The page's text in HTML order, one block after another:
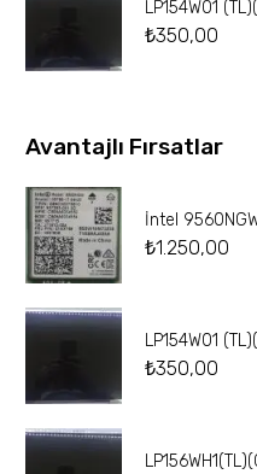
LP154W01
₺350,00
Avantajlı Fırsatlar
İntel
₺1.250,00
LP154W01
₺350,00